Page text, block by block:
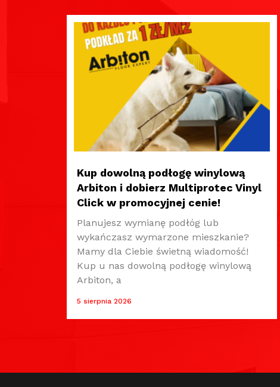
Kup dowolną podłogę winylową
Arbiton i dobierz Multiprotec Vinyl
Click w promocyjnej cenie!
Planujesz wymianę podłóg lub
wykańczasz wymarzone mieszkanie?
Mamy dla Ciebie świetną wiadomość!
Kup u nas dowolną podłogę winylową
Arbiton, a
5 sierpnia 2026